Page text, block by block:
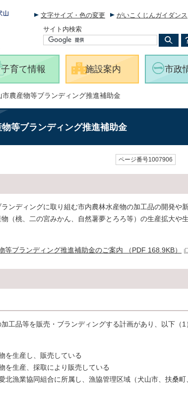
文字サイズ・色の変更 がいこくじんガイダンス
サイト内検索
子育て情報 施設案内 市政
市農産物等ブランディング推進補助金
等ブランディング推進補助金
ページ番号1007906
ンディングに取り組む市内農林水産物の加工品の開発や
（桃、二の宮みかん、自然薯夢とろろ等）の生産拡大や
等ブランディング推進補助金のご案内 （PDF 168.9KB）
工品等を販売・ブランディングする計画があり、以下（
を生産し、販売している
を生産、採取により販売している
北漁業協同組合に所属し、漁協管理区域（犬山市、扶桑